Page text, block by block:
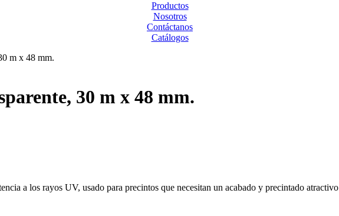
Productos
Nosotros
Contáctanos
Catálogos
m x 48 mm.
30 m x 48 mm.
a los rayos UV, usado para precintos que necesitan un acabado y precintado atractivo